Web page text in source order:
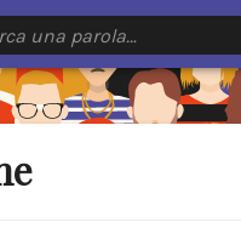
una parola…